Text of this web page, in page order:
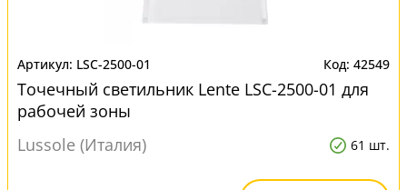
LSC-2500-01 42549
Точечный светильник Lente LSC-2500-01 для
рабочей зоны
Lussole (Италия)
61 шт.